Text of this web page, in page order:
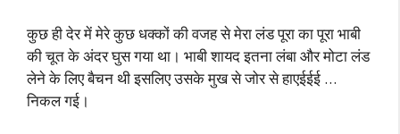
कुछ ही देर में मेरे कुछ धक्कों की वजह से मेरा लंड पूरा का पूरा भाबी
की चूत के अंदर घुस गया था। भाबी शायद इतना लंबा और मोटा लंड
लेने के लिए बैचन थी इसलिए उसके मुख से जोर से हाएईईई …
निकल गई।